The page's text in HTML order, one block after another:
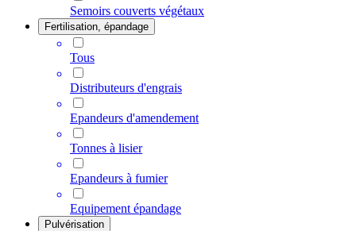
Semoirs couverts végétaux
Fertilisation, épandage
Tous
Distributeurs d'engrais
Epandeurs d'amendement
Tonnes à lisier
Epandeurs à fumier
Equipement épandage
Pulvérisation